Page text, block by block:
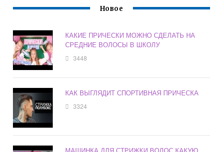
Новое
КАКИЕ ПРИЧЕСКИ МОЖНО СДЕЛАТЬ НА
СРЕДНИЕ ВОЛОСЫ В ШКОЛУ
3448
КАК ВЫГЛЯДИТ СПОРТИВНАЯ ПРИЧЕСКА
3324